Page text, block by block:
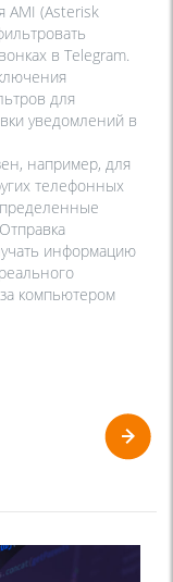
AMI (Asterisk
в Telegram.
для
уведомлений в
например, для
телефонных
информацию
компьютером